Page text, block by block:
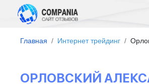
Главная Интернет трейдинг
ОРЛОВСКИЙ